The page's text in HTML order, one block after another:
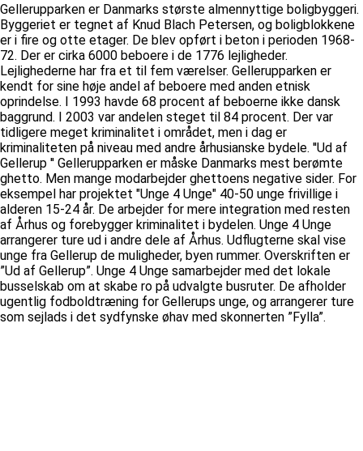
Gellerupparken er Danmarks største almennyttige boligbyggeri.
Byggeriet er tegnet af Knud Blach Petersen, og boligblokkene
er i fire og otte etager. De blev opført i beton i perioden 1968-
72. Der er cirka 6000 beboere i de 1776 lejligheder.
Lejlighederne har fra et til fem værelser. Gellerupparken er
kendt for sine høje andel af beboere med anden etnisk
oprindelse. I 1993 havde 68 procent af beboerne ikke dansk
baggrund. I 2003 var andelen steget til 84 procent. Der var
tidligere meget kriminalitet i området, men i dag er
kriminaliteten på niveau med andre århusianske bydele. ''Ud af
Gellerup '' Gellerupparken er måske Danmarks mest berømte
ghetto. Men mange modarbejder ghettoens negative sider. For
eksempel har projektet "Unge 4 Unge" 40-50 unge frivillige i
alderen 15-24 år. De arbejder for mere integration med resten
af Århus og forebygger kriminalitet i bydelen. Unge 4 Unge
arrangerer ture ud i andre dele af Århus. Udflugterne skal vise
unge fra Gellerup de muligheder, byen rummer. Overskriften er
”Ud af Gellerup”. Unge 4 Unge samarbejder med det lokale
busselskab om at skabe ro på udvalgte busruter. De afholder
ugentlig fodboldtræning for Gellerups unge, og arrangerer ture
som sejlads i det sydfynske øhav med skonnerten ”Fylla”.